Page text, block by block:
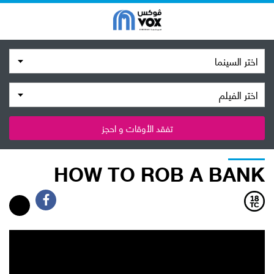
اختر السينما
اختر الفيلم
تفقد الأوقات و احجز
HOW TO ROB A BANK